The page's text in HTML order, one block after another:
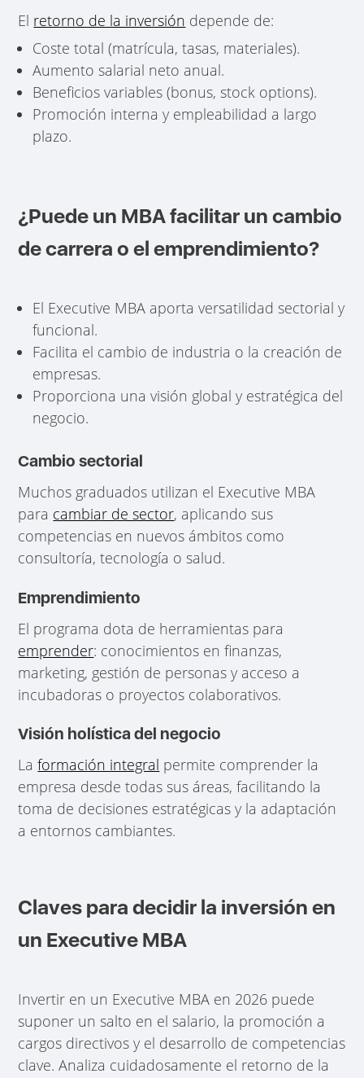
El retorno de la inversión depende de:
Coste total (matrícula, tasas, materiales).
Aumento salarial neto anual.
Beneficios variables (bonus, stock options).
Promoción interna y empleabilidad a largo
plazo.
¿Puede un MBA facilitar un cambio
de carrera o el emprendimiento?
El Executive MBA aporta versatilidad sectorial y
funcional.
Facilita el cambio de industria o la creación de
empresas.
Proporciona una visión global y estratégica del
negocio.
Cambio sectorial
Muchos graduados utilizan el Executive MBA
para cambiar de sector, aplicando sus
competencias en nuevos ámbitos como
consultoría, tecnología o salud.
Emprendimiento
El programa dota de herramientas para
emprender: conocimientos en finanzas,
marketing, gestión de personas y acceso a
incubadoras o proyectos colaborativos.
Visión holística del negocio
Laformación integral permite comprender la
empresa desde todas sus áreas, facilitando la
toma de decisiones estratégicas y la adaptación
a entornos cambiantes.
Claves para decidir la inversión en
un Executive MBA
Invertir en un Executive MBA en 2026 puede
suponer un salto en el salario, la promoción a
cargos directivos y el desarrollo de competencias
clave. Analiza cuidadosamente el retorno de la